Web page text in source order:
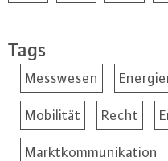
Tags
Messwesen
Mobilität Recht
Marktkommunikation